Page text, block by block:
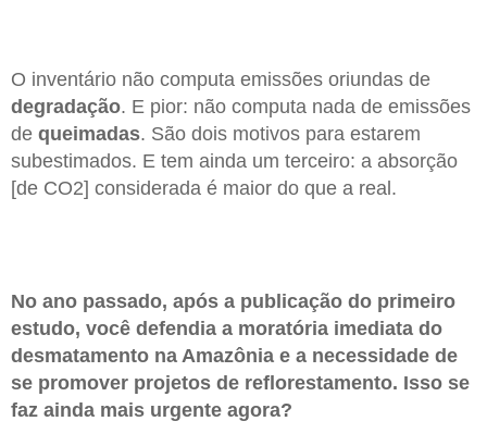
O inventário não computa emissões oriundas de
degradação. E pior: não computa nada de emissões
de queimadas. São dois motivos para estarem
subestimados. E tem ainda um terceiro: a absorção
[de CO2] considerada é maior do que a real.
No ano passado, após a publicação do primeiro
estudo, você defendia a moratória imediata do
desmatamento na Amazônia e a necessidade de
se promover projetos de reflorestamento. Isso se
faz ainda mais urgente agora?